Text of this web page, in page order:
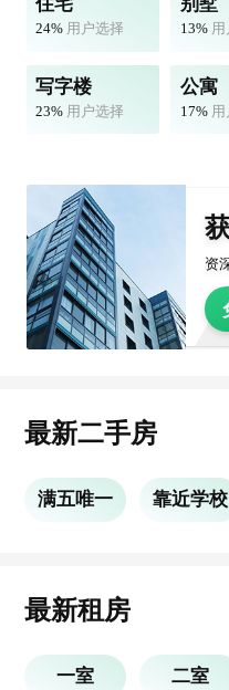
住宅
24% 用户选择
别墅
13% 用
写字楼
23% 用户选择
公寓
17%
资
最新二手房
满五唯一 靠近学校
最新租房
一室 二室